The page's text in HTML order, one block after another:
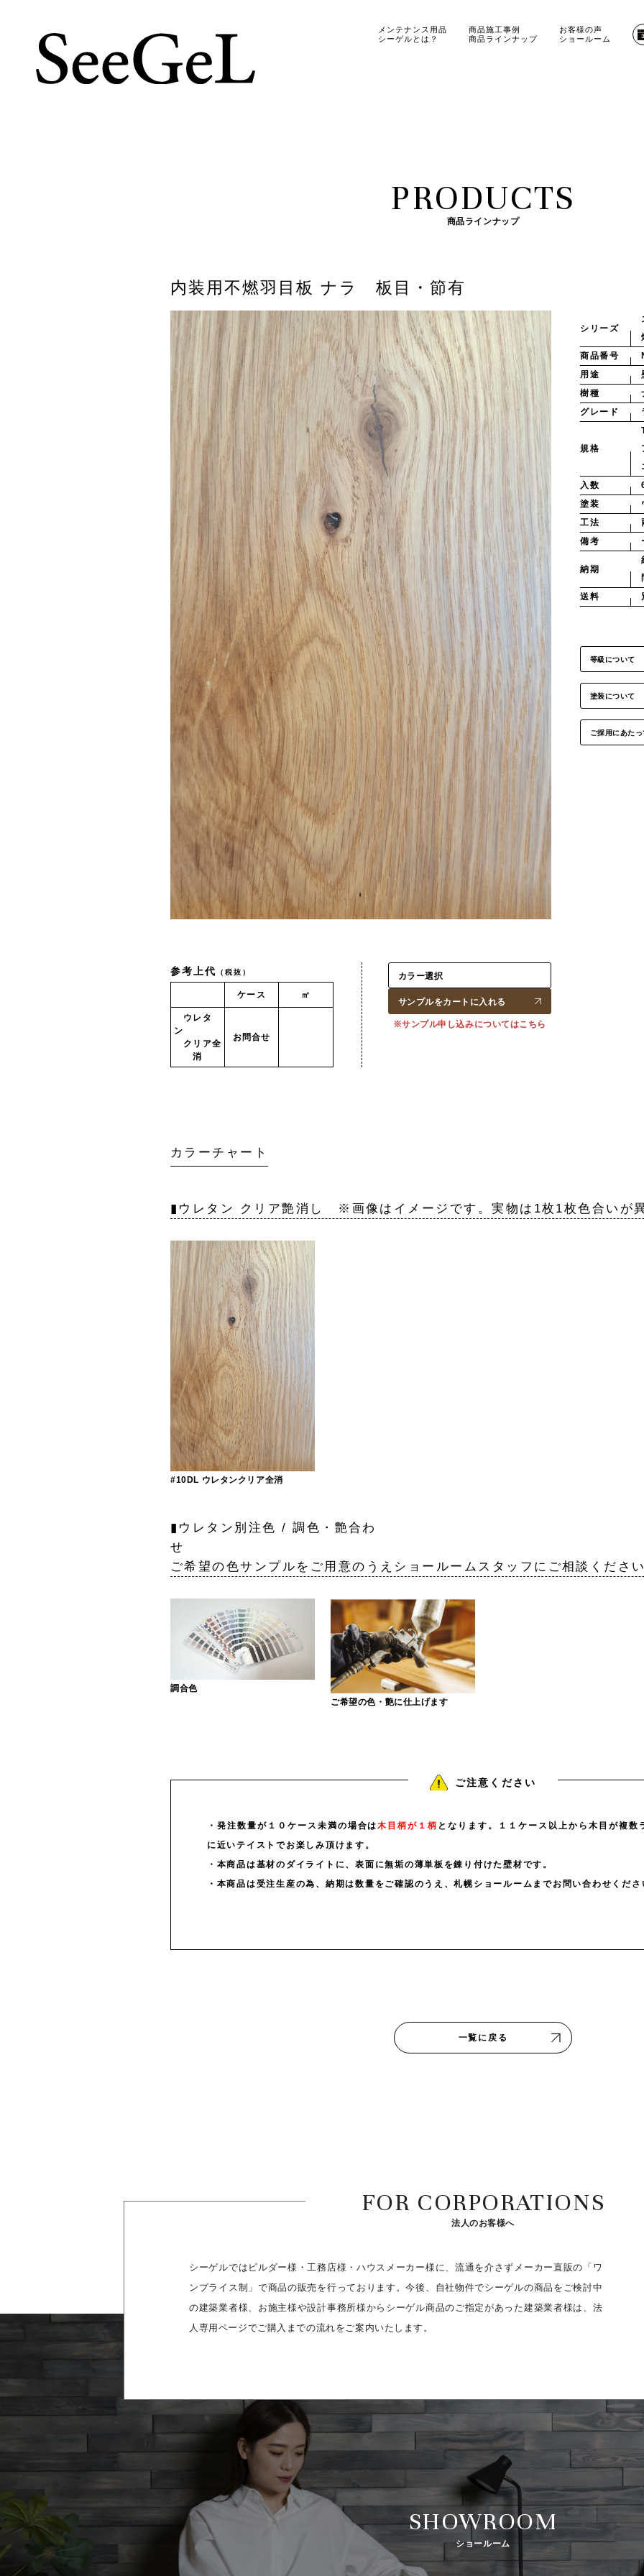
メンテナンス用品
シーゲルとは？
商品施工事例
商品ラインナップ
お客様の声
ショールーム
PRODUCTS
商品ラインナップ
内装用不燃羽目板 ナラ 板目・節有
参考上代 （税抜）
ケース ㎡
ウレタ
ン
クリア全
消
お問合せ
サンプルをカートに入れる
※サンプル申し込みについてはこちら
シリーズ
商品番号
用途
樹種
グレード
規格
入数
塗装
工法
備考
納期
送料
等級について
塗装について
ご採用にあた
カラーチャート
▮ウレタン クリア艶消し ※画像はイメージです。実物は1枚1枚色合いが
#10DL ウレタンクリア全消
▮ウレタン別注色 / 調色・艶合わ
せ
ご希望の色サンプルをご用意のうえショールームスタッフにご相談くださ
調合色
ご希望の色・艶に仕上げます
ご注意ください
・発注数量が１０ケース未満の場合は木目柄が１柄 となります。１１ケース以上から木目が複数
に近いテイストでお楽しみ頂けます。
・本商品は基材のダイライトに、表面に無垢の薄単板を錬り付けた壁材です。
・本商品は受注生産の為、納期は数量をご確認のうえ、札幌ショールームまでお問い合わせくださ
一覧に戻る
FOR CORPORATIONS
法人のお客様へ
シーゲルではビルダー様・工務店様・ハウスメーカー様に、流通を介さずメーカー直販の「ワ
ンプライス制」で商品の販売を行っております。今後、自社物件でシーゲルの商品をご検討中
の建築業者様、お施主様や設計事務所様からシーゲル商品のご指定があった建築業者様は、法
人専用ページでご購入までの流れをご案内いたします。
SHOWROOM
ショールーム